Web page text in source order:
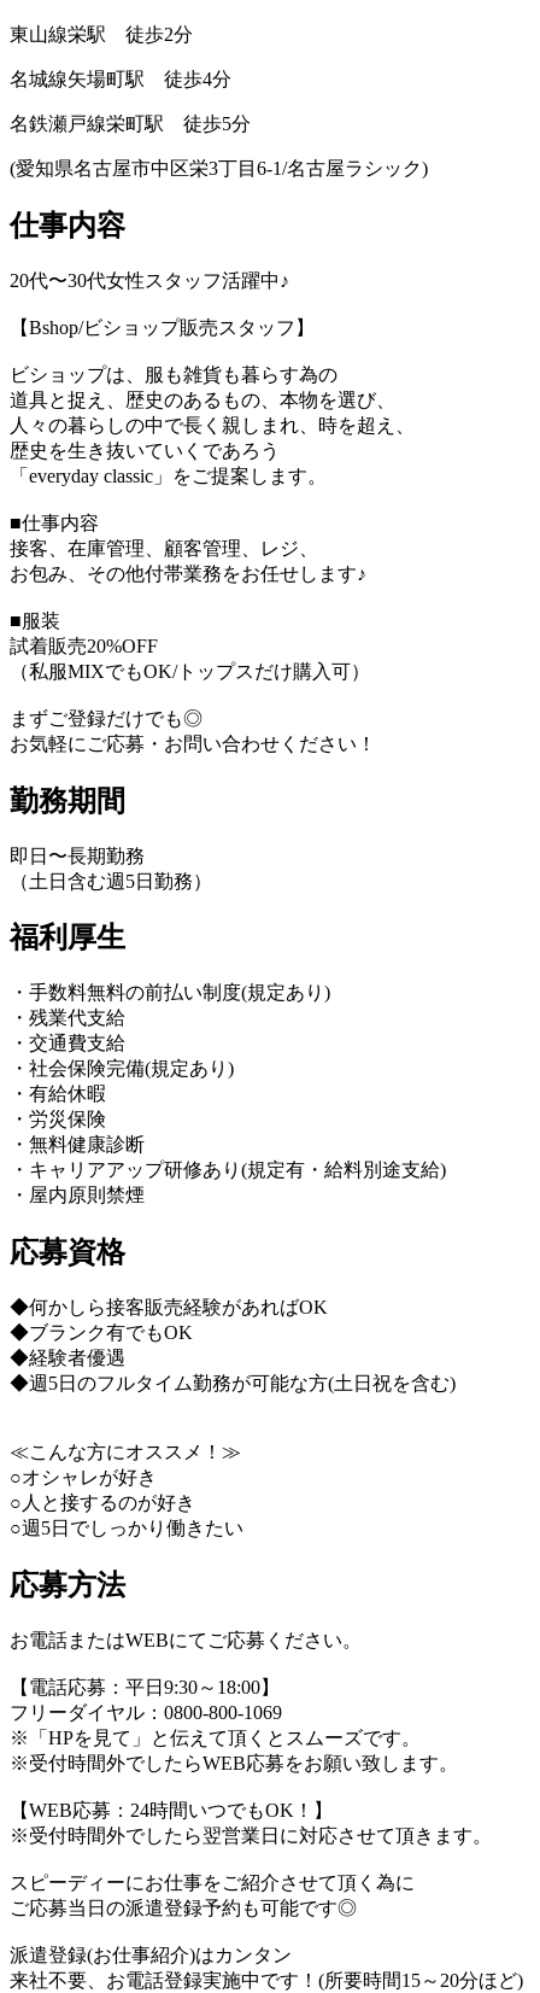
東山線栄駅 徒歩2分
名城線矢場町駅 徒歩4分
名鉄瀬戸線栄町駅 徒歩5分
(愛知県名古屋市中区栄3丁目6-1/名古屋ラシック)
仕事内容
20代〜30代女性スタッフ活躍中♪
【Bshop/ビショップ販売スタッフ】
ビショップは、服も雑貨も暮らす為の
道具と捉え、歴史のあるもの、本物を選び、
人々の暮らしの中で長く親しまれ、時を超え、
歴史を生き抜いていくであろう
「everyday classic」をご提案します。
■仕事内容
接客、在庫管理、顧客管理、レジ、
お包み、その他付帯業務をお任せします♪
■服装
試着販売20%OFF
（私服MIXでもOK/トップスだけ購入可）
まずご登録だけでも◎
お気軽にご応募・お問い合わせください！
勤務期間
即日〜長期勤務
（土日含む週5日勤務）
福利厚生
・手数料無料の前払い制度(規定あり)
・残業代支給
・交通費支給
・社会保険完備(規定あり)
・有給休暇
・労災保険
・無料健康診断
・キャリアアップ研修あり(規定有・給料別途支給)
・屋内原則禁煙
応募資格
◆何かしら接客販売経験があればOK
◆ブランク有でもOK
◆経験者優遇
◆週5日のフルタイム勤務が可能な方(土日祝を含む)
≪こんな方にオススメ！≫
○オシャレが好き
○人と接するのが好き
○週5日でしっかり働きたい
応募方法
お電話またはWEBにてご応募ください。
【電話応募：平日9:30～18:00】
フリーダイヤル：0800-800-1069
※「HPを見て」と伝えて頂くとスムーズです。
※受付時間外でしたらWEB応募をお願い致します。
【WEB応募：24時間いつでもOK！】
※受付時間外でしたら翌営業日に対応させて頂きます。
スピーディーにお仕事をご紹介させて頂く為に
ご応募当日の派遣登録予約も可能です◎
派遣登録(お仕事紹介)はカンタン
来社不要、お電話登録実施中です！(所要時間15～20分ほど)